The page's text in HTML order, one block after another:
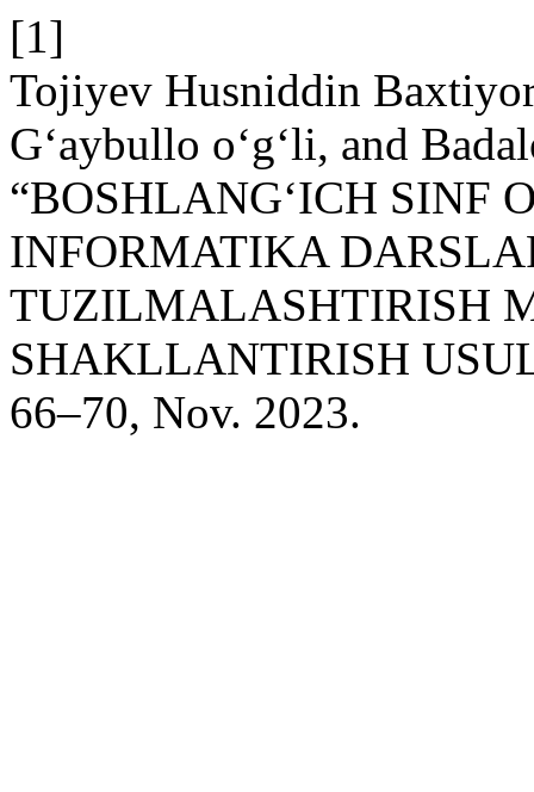
[1]
Tojiyev Husniddin
G‘aybullo o‘g‘li, and
“BOSHLANG‘ICH SINF
INFORMATIKA
TUZILMALASHTIRISH
SHAKLLANTIRISH
66–70, Nov. 2023.